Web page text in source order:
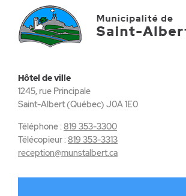
Hôtel de ville
1245, rue Principale
Saint-Albert (Québec) J0A 1E0
Téléphone :819 353-3300
Télécopieur :819 353-3313
reception@munstalbert.ca